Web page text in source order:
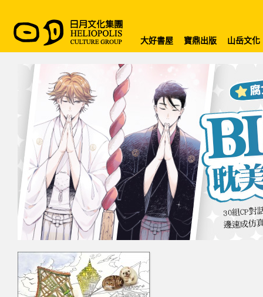
大好書屋 寶鼎出版 山岳文化